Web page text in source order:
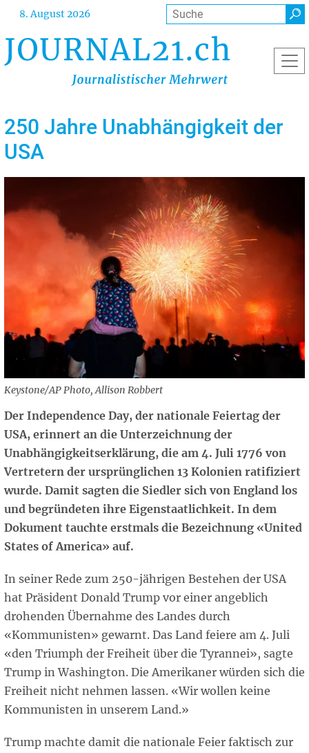
Direkt
Inhalt
8. August 2026 Suche
250 Jahre Unabhängigkeit der
USA
Keystone/AP Photo, Allison Robbert
Der Independence Day, der nationale Feiertag der
USA, erinnert an die Unterzeichnung der
Unabhängigkeitserklärung, die am 4. Juli 1776 von
Vertretern der ursprünglichen 13 Kolonien ratifiziert
wurde. Damit sagten die Siedler sich von England los
und begründeten ihre Eigenstaatlichkeit. In dem
Dokument tauchte erstmals die Bezeichnung «United
States of America» auf.
In seiner Rede zum 250-jährigen Bestehen der USA
hat Präsident Donald Trump vor einer angeblich
drohenden Übernahme des Landes durch
«Kommunisten» gewarnt. Das Land feiere am 4. Juli
«den Triumph der Freiheit über die Tyrannei», sagte
Trump in Washington. Die Amerikaner würden sich die
Freiheit nicht nehmen lassen. «Wir wollen keine
Kommunisten in unserem Land.»
Trump machte damit die nationale Feier faktisch zur